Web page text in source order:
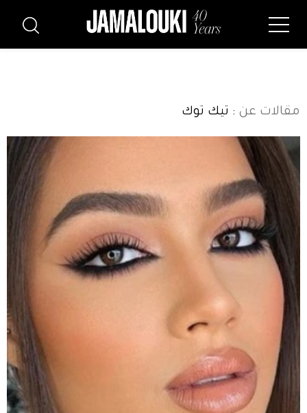
مقالات عن : تيك توك